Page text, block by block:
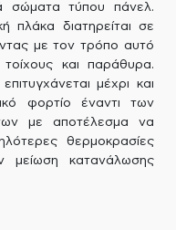
σώματα τύπου πάνελ.
πλάκα διατηρείται σε
με τον τρόπο αυτό
και παράθυρα.
μέχρι και
φορτίο έναντι των
με αποτέλεσμα να
θερμοκρασίες
μείωση κατανάλωσης